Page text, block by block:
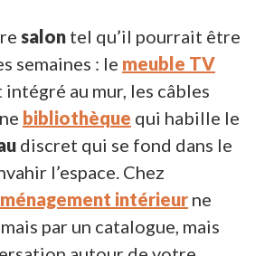
salon tel qu’il pourrait être
semaines : le meuble TV
au mur, les câbles
bibliothèque qui habille le
discret qui se fond dans le
l’espace. Chez
intérieur ne
par un catalogue, mais